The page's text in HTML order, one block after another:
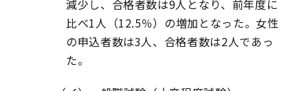
減少し、合格者数は9人となり、前年度に
比べ1人（12.5％）の増加となった。女性
の申込者数は3人、合格者数は2人であっ
た。